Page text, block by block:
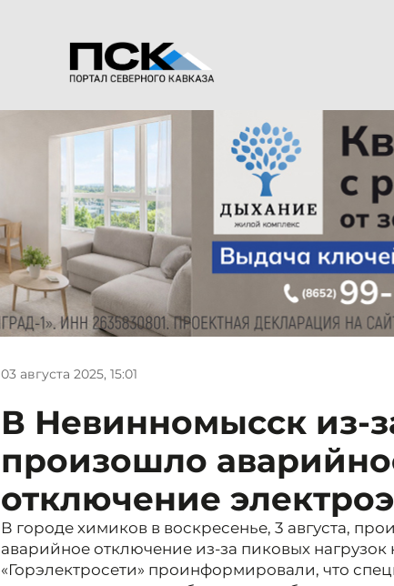
03 августа 2025, 15:01
В Невинномысск из-
произошло
отключение
В городе химиков в воскресенье, 3 августа,
аварийное отключение из-за пиковых нагрузок
«Горэлектросети» проинформировали, что